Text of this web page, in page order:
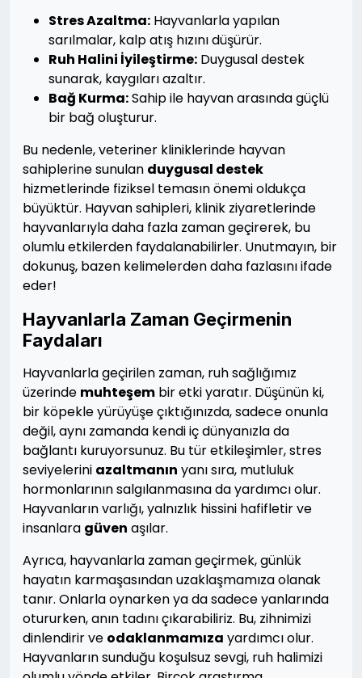
Stres Azaltma: Hayvanlarla yapılan
sarılmalar, kalp atış hızını düşürür.
Ruh Halini İyileştirme: Duygusal destek
sunarak, kaygıları azaltır.
Bağ Kurma:Sahip ile hayvan arasında güçlü
bir bağ oluşturur.
Bu nedenle, veteriner kliniklerinde hayvan
sahiplerine sunulan duygusal destek
hizmetlerinde fiziksel temasın önemi oldukça
büyüktür. Hayvan sahipleri, klinik ziyaretlerinde
hayvanlarıyla daha fazla zaman geçirerek, bu
olumlu etkilerden faydalanabilirler. Unutmayın, bir
dokunuş, bazen kelimelerden daha fazlasını ifade
eder!
Hayvanlarla Zaman Geçirmenin
Faydaları
Hayvanlarla geçirilen zaman, ruh sağlığımız
üzerinde muhteşem bir etki yaratır. Düşünün ki,
bir köpekle yürüyüşe çıktığınızda, sadece onunla
değil, aynı zamanda kendi iç dünyanızla da
bağlantı kuruyorsunuz. Bu tür etkileşimler, stres
seviyelerini azaltmanın yanı sıra, mutluluk
hormonlarının salgılanmasına da yardımcı olur.
Hayvanların varlığı, yalnızlık hissini hafifletir ve
insanlara güven aşılar.
Ayrıca, hayvanlarla zaman geçirmek, günlük
hayatın karmaşasından uzaklaşmamıza olanak
tanır. Onlarla oynarken ya da sadece yanlarında
otururken, anın tadını çıkarabiliriz. Bu, zihnimizi
dinlendirir ve odaklanmamıza yardımcı olur.
Hayvanların sunduğu koşulsuz sevgi, ruh halimizi